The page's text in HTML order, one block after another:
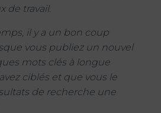
de travail.
il y a un bon coup
vous publiez un nouvel
mots clés à longue
ciblés et que vous le
de recherche une